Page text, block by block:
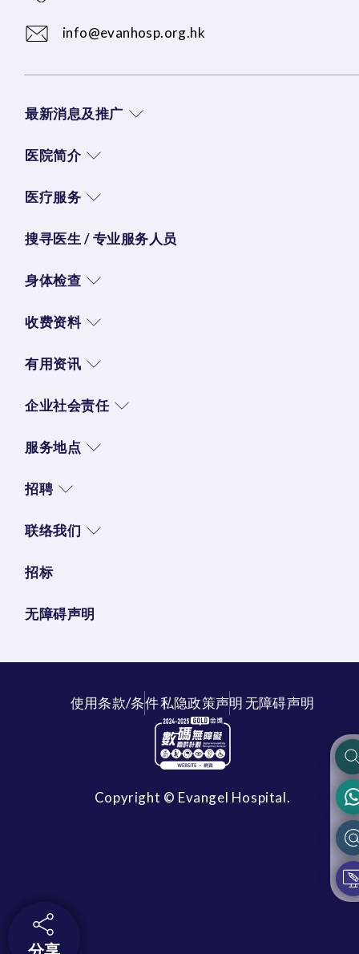
info@evanhosp.org.hk
最新消息及推广
医院简介
医疗服务
搜寻医生 / 专业服务人员
身体检查
收费资料
有用资讯
企业社会责任
服务地点
招聘
联络我们
招标
无障碍声明
使用条款/条件私隐政策声明无障碍声明
Copyright © Evangel Hospital.
分享